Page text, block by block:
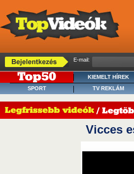
E-mail:
KIEMELT HÍREK
SPORT
TV REKLÁM
Vicces